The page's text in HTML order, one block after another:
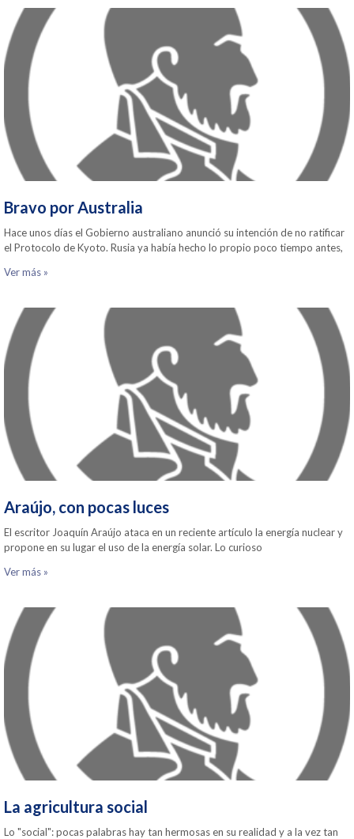
Bravo por Australia
Hace unos días el Gobierno australiano anunció su intención de no ratificar
el Protocolo de Kyoto. Rusia ya había hecho lo propio poco tiempo antes,
Ver más »
Araújo, con pocas luces
El escritor Joaquín Araújo ataca en un reciente artículo la energía nuclear y
propone en su lugar el uso de la energía solar. Lo curioso
Ver más »
La agricultura social
Lo "social": pocas palabras hay tan hermosas en su realidad y a la vez tan